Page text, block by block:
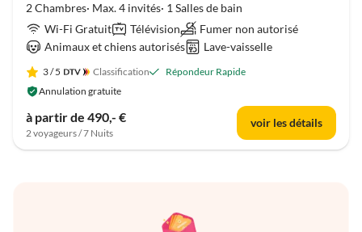
2 Chambres· Max. 4 invités· 1 Salles de bain
Wi-Fi Gratuit
Télévision
Fumer non autorisé
Animaux et chiens autorisés
Lave-vaisselle
3/ 5 Classification
Répondeur Rapide
Annulation gratuite
à partir de 490,- €
2 voyageurs / 7 Nuits
voir les détails